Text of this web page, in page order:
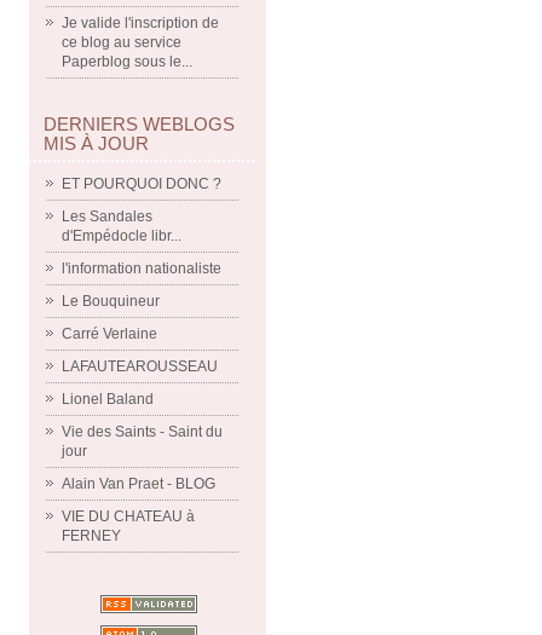
Je valide l'inscription de
ce blog au service
Paperblog sous le...
DERNIERS WEBLOGS
MIS À JOUR
ET POURQUOI DONC ?
Les Sandales
d'Empédocle libr...
l'information nationaliste
Le Bouquineur
Carré Verlaine
LAFAUTEAROUSSEAU
Lionel Baland
Vie des Saints - Saint du
jour
Alain Van Praet - BLOG
VIE DU CHATEAU à
FERNEY